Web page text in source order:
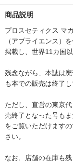
商品説明
プロスセティクス マ
（アプライエンス）
掲載し、世界11カ国
残念ながら、本誌は
も本での販売は終了し
ただし、直営の東京
売終了となった号も
をご覧いただけます
さい。
なお、店舗の在庫も